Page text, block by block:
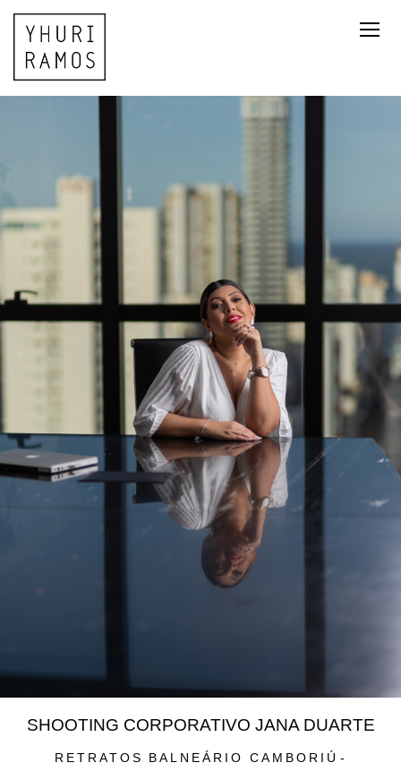
RETRATOS BALNEÁRIO CAMBORIÚ
SHOOTING CORPORATIVO JANA DUARTE